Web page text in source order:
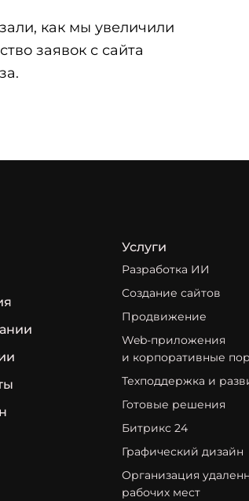
как мы увеличили
заявок с сайта
Услуги
Разработка ИИ
Создание сайтов
Продвижение
Web-приложения
и корпоративные
Техподдержка и
Готовые решения
Битрикс 24
Графический дизайн
Организация
рабочих мест